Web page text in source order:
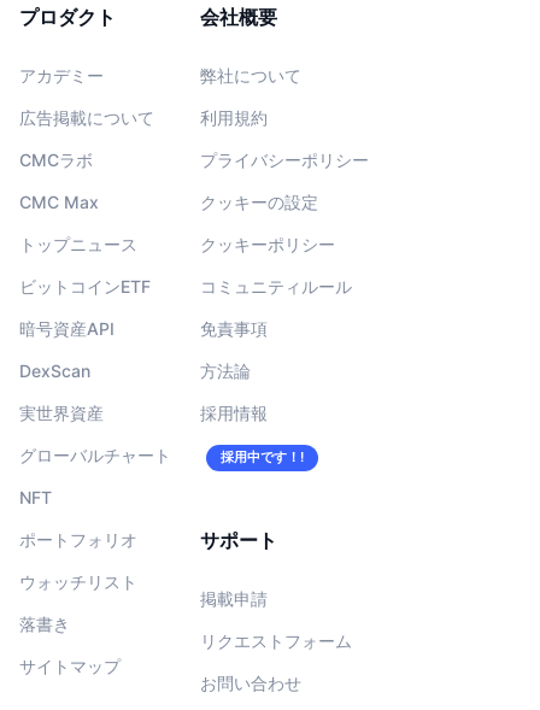
プロダクト
アカデミー
広告掲載について
CMCラボ
CMC Max
トップニュース
ビットコインETF
暗号資産API
DexScan
実世界資産
グローバルチャート
NFT
ポートフォリオ
ウォッチリスト
落書き
サイトマップ
会社概要
弊社について
利用規約
プライバシーポリシー
クッキーの設定
クッキーポリシー
コミュニティルール
免責事項
方法論
採用情報
採用中です！!
サポート
掲載申請
リクエストフォーム
お問い合わせ